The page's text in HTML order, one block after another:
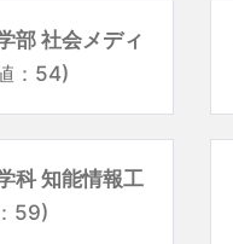
部 社会メディ
：54)
科 知能情報工
59)